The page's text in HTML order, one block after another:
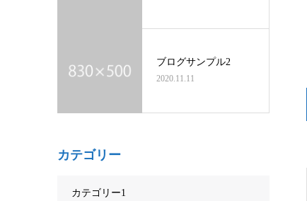
ブログサンプル2
2020.11.11
カテゴリー
カテゴリー1